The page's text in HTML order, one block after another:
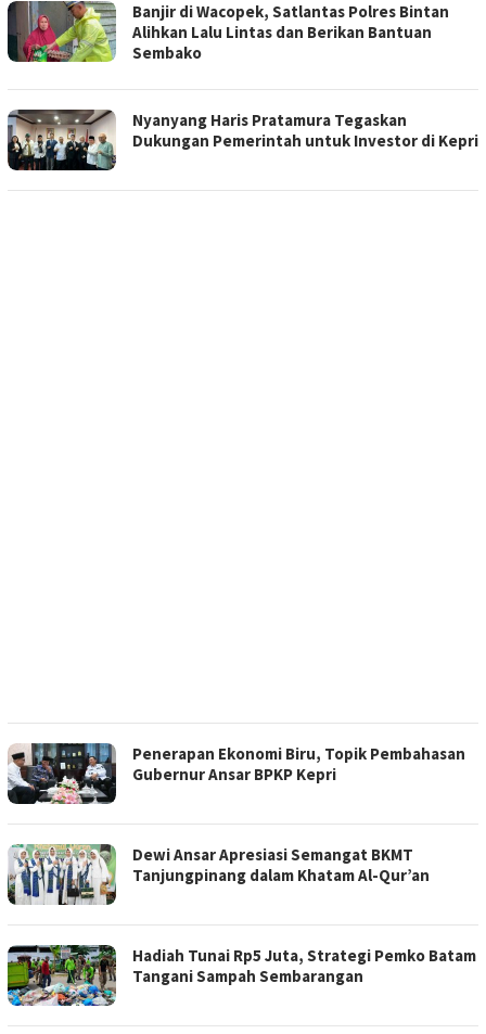
Banjir di Wacopek, Satlantas Polres Bintan
Alihkan Lalu Lintas dan Berikan Bantuan
Sembako
Nyanyang Haris Pratamura Tegaskan
Dukungan Pemerintah untuk Investor di Kepri
Penerapan Ekonomi Biru, Topik Pembahasan
Gubernur Ansar BPKP Kepri
Dewi Ansar Apresiasi Semangat BKMT
Tanjungpinang dalam Khatam Al-Qur’an
Hadiah Tunai Rp5 Juta, Strategi Pemko Batam
Tangani Sampah Sembarangan